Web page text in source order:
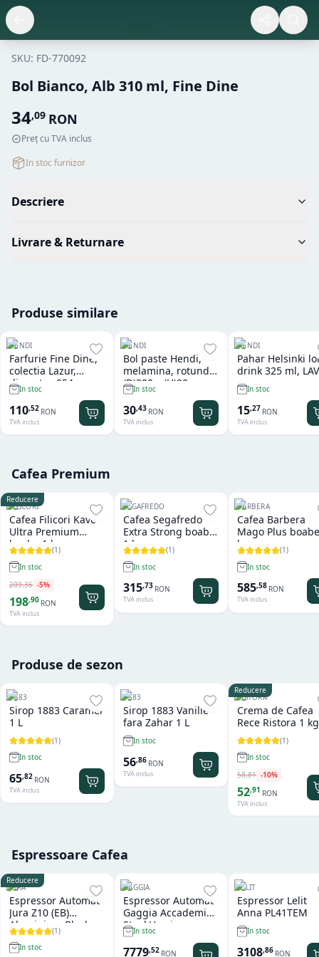
SKU: FD-770092
Bol Bianco, Alb 310 ml, Fine Dine
34,09 RON
Preț cu TVA inclus
In stoc furnizor
Descriere
Livrare & Returnare
Produse similare
HENDI
Farfurie Fine Dine,
colectia Lazur,
diametru 254 mm,
portelan decorat
manual
In stoc
110,52 RON
TVA inclus
HENDI
Bol paste Hendi,
melamina, rotund
(D)380 x (H)90 mm
In stoc
30,43 RON
TVA inclus
HENDI
Pahar Helsinki
drink 325 ml, LAV
In stoc
15,27 RON
TVA inclus
Cafea Premium
Reducere
FILICORI
Cafea Filicori Kave
Ultra Premium
boabe 1 kg
(1)
In stoc
209,36 -5%
198,90 RON
TVA inclus
SEGAFREDO
Cafea Segafredo
Extra Strong boabe
1 kg
(1)
In stoc
315,73 RON
TVA inclus
BARBERA
Cafea Barbera
Mago Plus
kg
(1)
In stoc
585,58 RON
TVA inclus
Produse de sezon
1883
Sirop 1883 Caramel
1 L
(1)
In stoc
65,82 RON
TVA inclus
1883
Sirop 1883 Vanilie
fara Zahar 1 L
In stoc
56,86 RON
TVA inclus
Reducere
RISTORA
Crema de Cafea
Rece Ristora 1 kg
(1)
In stoc
58,81 -10%
52,91 RON
TVA inclus
Espressoare Cafea
Reducere
JURA
Espressor Automat
Jura Z10 (EB)
Aluminium Black
(1)
In stoc
GAGGIA
Espressor Automat
Gaggia Accademia
Steel Version
In stoc
7779,52 RON
LELIT
Espressor Lelit
Anna PL41TEM
In stoc
3108,86 RON